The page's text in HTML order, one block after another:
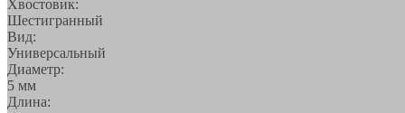
Хвостовик:
Шестигранный
Вид:
Универсальный
Диаметр:
5 мм
Длина: